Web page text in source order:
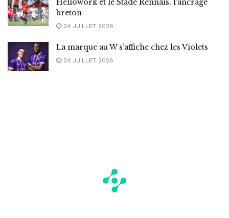
Hellowork et le Stade Rennais, l’ancrage
breton
24 JUILLET 2026
La marque au W s’affiche chez les Violets
24 JUILLET 2026